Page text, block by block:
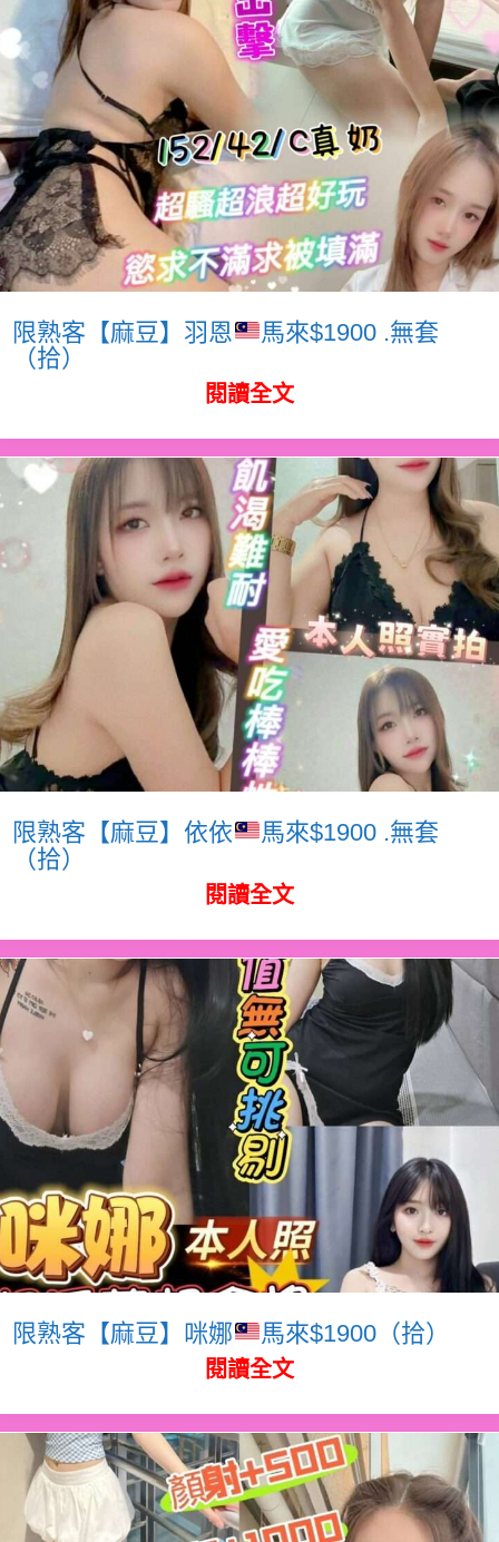
限熟客【麻豆】羽恩
馬來$1900 .無套
（拾）
閱讀全文
限熟客【麻豆】依依
馬來$1900 .無套
（拾）
閱讀全文
限熟客【麻豆】咪娜 馬來$1900（拾）
閱讀全文